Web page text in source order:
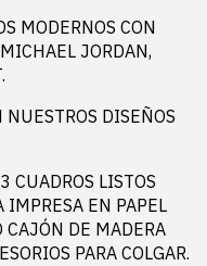
MODERNOS CON
JORDAN,
DISEÑOS
CUADROS LISTOS
IMPRESA EN PAPEL
CAJÓN DE MADERA
PARA COLGAR.